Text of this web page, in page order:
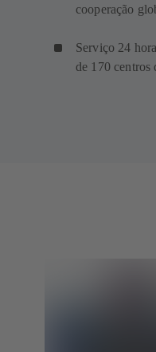
cooperação
Serviço 24
de 170 centros